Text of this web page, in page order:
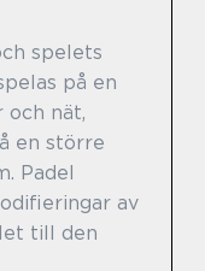
spelets
på en
och nät,
en större
Padel
av
till den